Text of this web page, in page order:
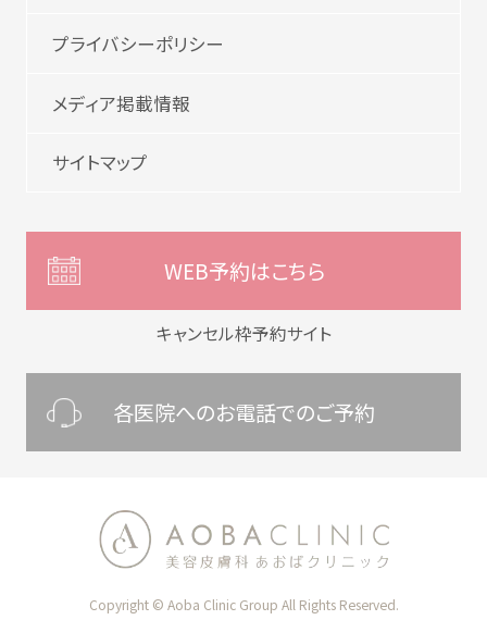
プライバシーポリシー
メディア掲載情報
サイトマップ
WEB予約はこちら
キャンセル枠予約サイト
各医院へのお電話でのご予約
Copyright © Aoba Clinic Group All Rights Reserved.